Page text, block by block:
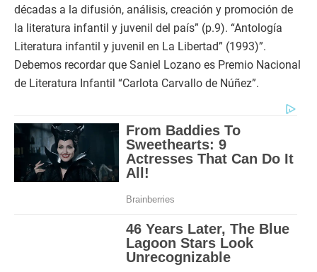
décadas a la difusión, análisis, creación y promoción de
la literatura infantil y juvenil del país” (p.9). “Antología
Literatura infantil y juvenil en La Libertad” (1993)”.
Debemos recordar que Saniel Lozano es Premio Nacional
de Literatura Infantil “Carlota Carvallo de Núñez”.